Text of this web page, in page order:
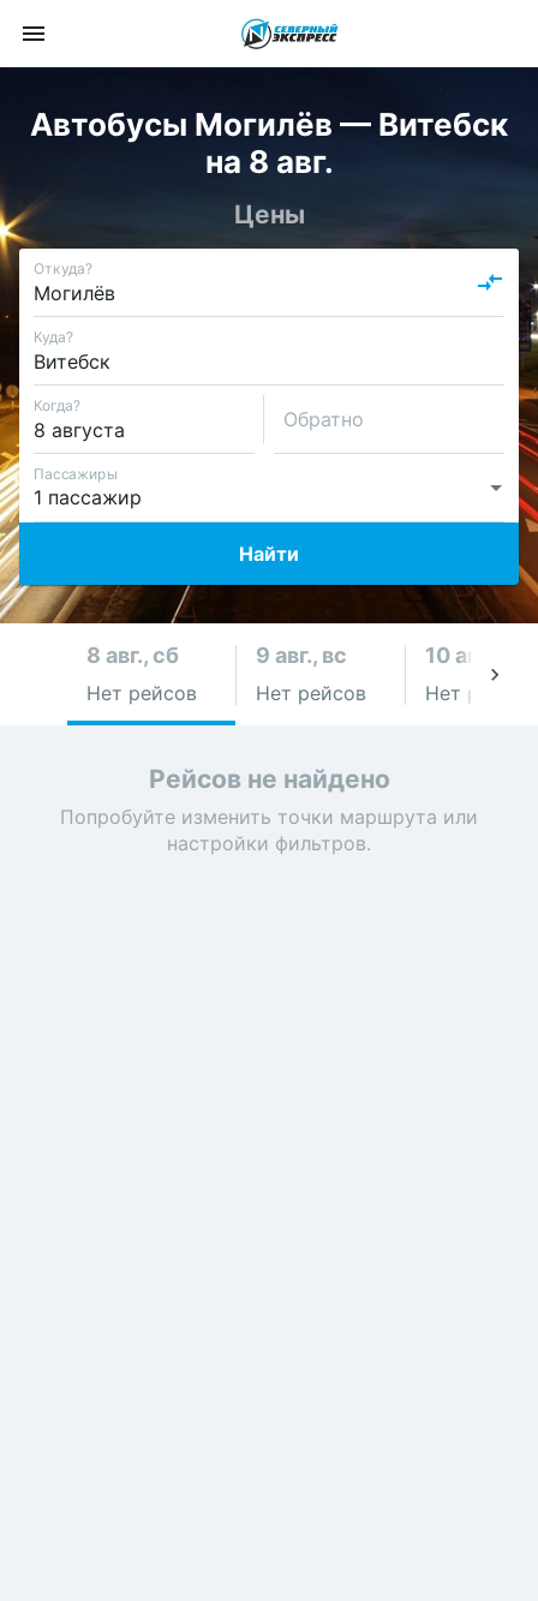
Автобусы Могилёв — Витебск
на 8 авг.
Цены
Откуда?
Куда?
Когда?
Обратно
Пассажиры
Найти
8 авг., сб
Нет рейсов
9 авг., вс
Нет рейсов
10 авг., пн
Нет рейсов
Рейсов не найдено
Попробуйте изменить точки маршрута или
настройки фильтров.